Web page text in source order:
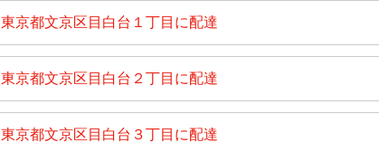
東京都文京区目白台１丁目に配達
東京都文京区目白台２丁目に配達
東京都文京区目白台３丁目に配達